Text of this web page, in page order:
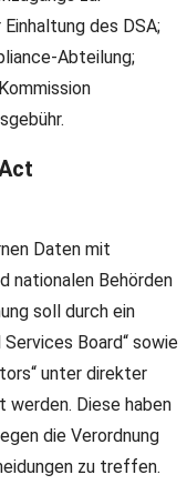
des DSA;
Abteilung;
Daten mit
nationalen Behörden
soll durch ein
Board“ sowie
unter direkter
Diese haben
die Verordnung
zu treffen.